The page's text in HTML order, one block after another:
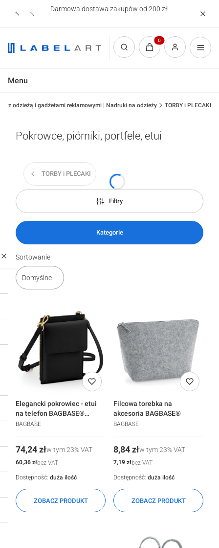
Darmowa dostawa zakupów od 200 zł!
Otwórz wyszukiwarkę
Produkty w koszyku:
Menu
z odzieżą i gadżetami reklamowymi | Nadruki na odzieży TORBY i PLECAKI
Pokrowce, piórniki, portfele, etui
TORBY i PLECAKI
Filtry
Kategorie
Lista produktów
Sortowanie:
Domyślne
Elegancki pokrowiec - etui
na telefon BAGBASE®
Boutique
BAGBASE
Cena
74,24 złw tym23%VAT
Cena
60,36 złbez VAT
ZOBACZ PRODUKT
Dostępność: duża ilość
Filcowa torebka na
akcesoria BAGBASE®
BAGBASE
Cena
8,84 złw tym23%VAT
Cena
7,19 złbez VAT
ZOBACZ PRODUKT
Dostępność: duża ilość